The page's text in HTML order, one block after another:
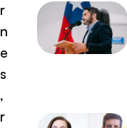
r
n
e
s
,
r